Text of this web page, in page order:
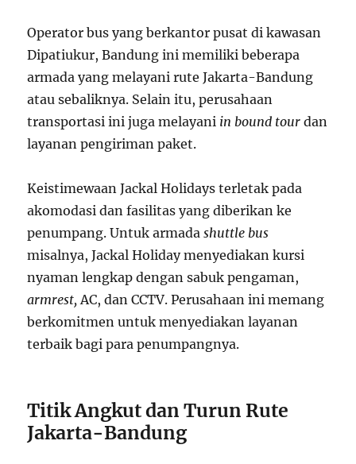
Operator bus yang berkantor pusat di kawasan
Dipatiukur, Bandung ini memiliki beberapa
armada yang melayani rute Jakarta-Bandung
atau sebaliknya. Selain itu, perusahaan
transportasi ini juga melayani in bound tour dan
layanan pengiriman paket.
Keistimewaan Jackal Holidays terletak pada
akomodasi dan fasilitas yang diberikan ke
penumpang. Untuk armadashuttle bus
misalnya, Jackal Holiday menyediakan kursi
nyaman lengkap dengan sabuk pengaman,
armrest, AC, dan CCTV. Perusahaan ini memang
berkomitmen untuk menyediakan layanan
terbaik bagi para penumpangnya.
Titik Angkut dan Turun Rute
Jakarta-Bandung